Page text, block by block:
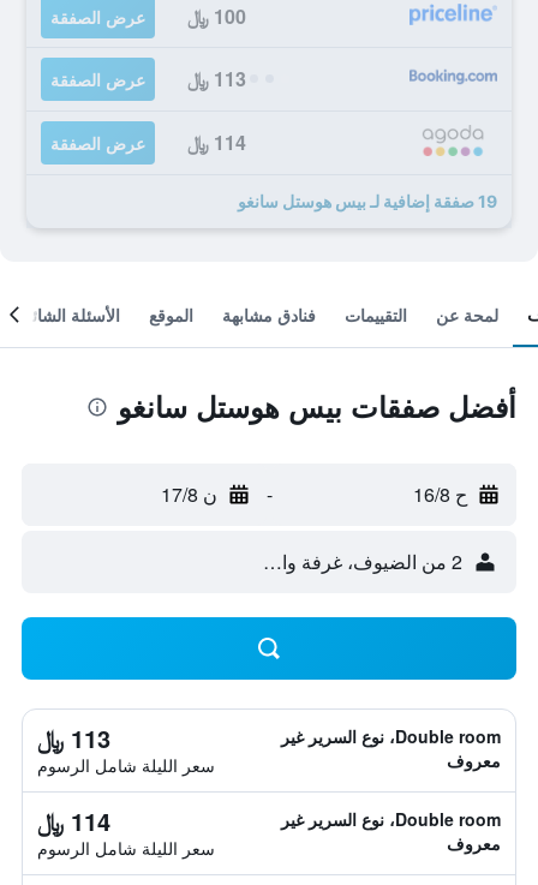
100 ﷼ عرض الصفقة
113 ﷼ عرض الصفقة
114 ﷼ عرض الصفقة
19 صفقة إضافية لـ بيس هوستل سانغو
لمحة عن التقييمات فنادق مشابهة الموقع الأسئلة الشائعة
أفضل صفقات بيس هوستل سانغو
ح 16/8 - ن 17/8
2 من الضيوف، غرفة واحدة
Double room، نوع السرير غير
معروف
113 ﷼
سعر الليلة شامل الرسوم
Double room، نوع السرير غير
معروف
114 ﷼
سعر الليلة شامل الرسوم